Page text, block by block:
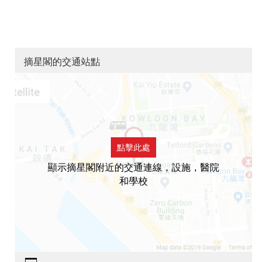
摘星閣的交通站點
點擊此處
顯示摘星閣附近的交通連線，設施，醫院
和學校